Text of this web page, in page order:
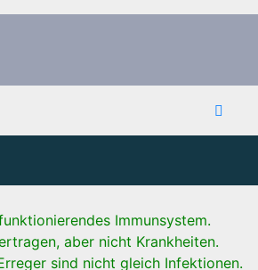
Immunsystem.
aber nicht Krankheiten.
sind nicht gleich Infektionen.